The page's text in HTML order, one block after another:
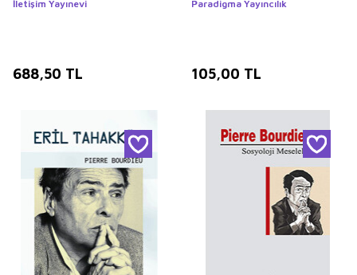
İletişim Yayınevi
688,50 TL
Paradigma Yayıncılık
105,00 TL